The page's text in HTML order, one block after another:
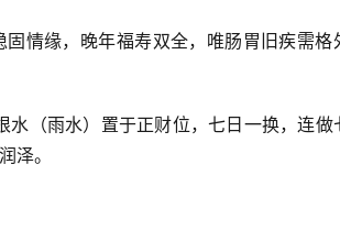
情缘，晚年福寿双全，唯肠胃旧疾需格
（雨水）置于正财位，七日一换，连做
泽。